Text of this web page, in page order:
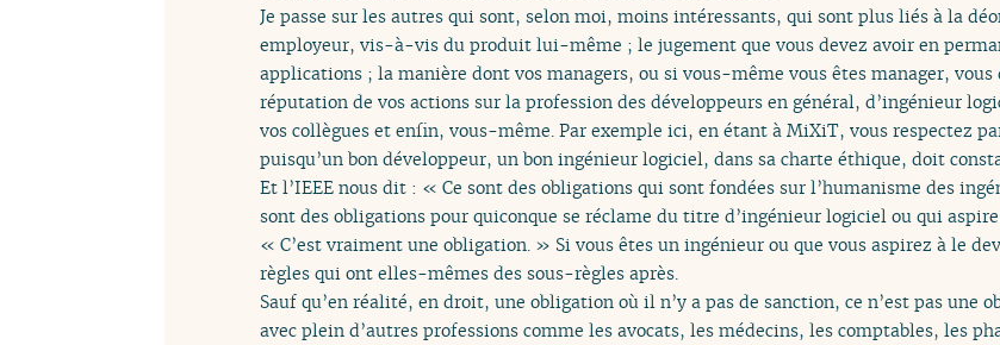
Je passe sur les autres qui sont, selon moi, moins intéressants, qui sont plus liés à la
employeur, vis-à-vis du produit lui-même ; le jugement que vous devez avoir en
applications ; la manière dont vos managers, ou si vous-même vous êtes manager, vous
réputation de vos actions sur la profession des développeurs en général, d’ingénieur
vos collègues et enfin, vous-même. Par exemple ici, en étant à MiXiT, vous respectez
puisqu’un bon développeur, un bon ingénieur logiciel, dans sa charte éthique, doit
Et l’IEEE nous dit : « Ce sont des obligations qui sont fondées sur l’humanisme des
sont des obligations pour quiconque se réclame du titre d’ingénieur logiciel ou qui
« C’est vraiment une obligation. » Si vous êtes un ingénieur ou que vous aspirez à le
règles qui ont elles-mêmes des sous-règles après.
Sauf qu’en réalité, en droit, une obligation où il n’y a pas de sanction, ce n’est pas une
avec plein d’autres professions comme les avocats, les médecins, les comptables, les